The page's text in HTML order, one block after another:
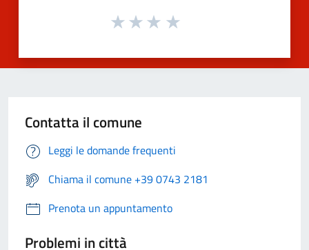
Contatta il comune
Leggi le domande frequenti
Chiama il comune +39 0743 2181
Prenota un appuntamento
Problemi in città